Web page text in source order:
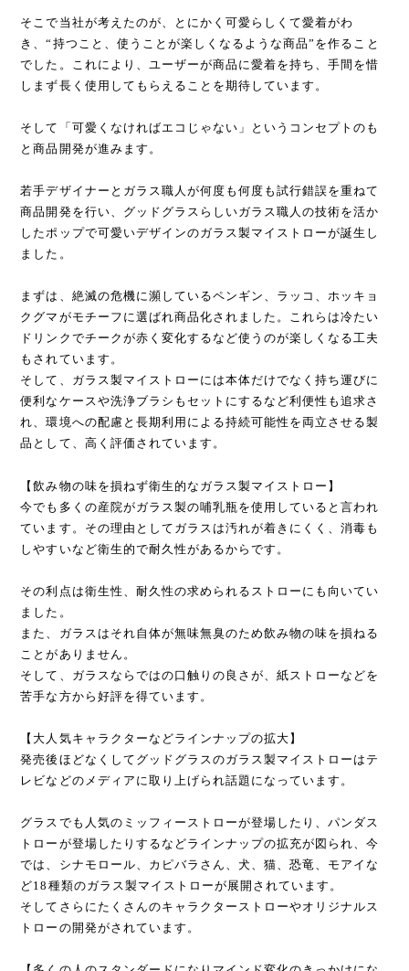
そこで当社が考えたのが、とにかく可愛らしくて愛着がわ
き、“持つこと、使うことが楽しくなるような商品”を作ること
でした。これにより、ユーザーが商品に愛着を持ち、手間を惜
しまず長く使用してもらえることを期待しています。
そして「可愛くなければエコじゃない」というコンセプトのも
と商品開発が進みます。
若手デザイナーとガラス職人が何度も何度も試行錯誤を重ねて
商品開発を行い、グッドグラスらしいガラス職人の技術を活か
したポップで可愛いデザインのガラス製マイストローが誕生し
ました。
まずは、絶滅の危機に瀕しているペンギン、ラッコ、ホッキョ
クグマがモチーフに選ばれ商品化されました。これらは冷たい
ドリンクでチークが赤く変化するなど使うのが楽しくなる工夫
もされています。
そして、ガラス製マイストローには本体だけでなく持ち運びに
便利なケースや洗浄ブラシもセットにするなど利便性も追求さ
れ、環境への配慮と長期利用による持続可能性を両立させる製
品として、高く評価されています。
【飲み物の味を損ねず衛生的なガラス製マイストロー】
今でも多くの産院がガラス製の哺乳瓶を使用していると言われ
ています。その理由としてガラスは汚れが着きにくく、消毒も
しやすいなど衛生的で耐久性があるからです。
その利点は衛生性、耐久性の求められるストローにも向いてい
ました。
また、ガラスはそれ自体が無味無臭のため飲み物の味を損ねる
ことがありません。
そして、ガラスならではの口触りの良さが、紙ストローなどを
苦手な方から好評を得ています。
【大人気キャラクターなどラインナップの拡大】
発売後ほどなくしてグッドグラスのガラス製マイストローはテ
レビなどのメディアに取り上げられ話題になっています。
グラスでも人気のミッフィーストローが登場したり、パンダス
トローが登場したりするなどラインナップの拡充が図られ、今
では、シナモロール、カピバラさん、犬、猫、恐竜、モアイな
ど18種類のガラス製マイストローが展開されています。
そしてさらにたくさんのキャラクターストローやオリジナルス
トローの開発がされています。